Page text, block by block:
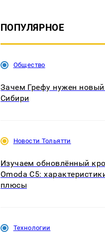
ПОПУЛЯРНОЕ
Общество
Зачем Грефу нужен новый
Сибири
Новости Тольятти
Изучаем обновлённый
Omoda C5:
плюсы
Технологии